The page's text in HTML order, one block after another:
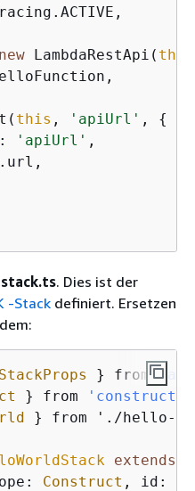
new LambdaRestApi( this
this , 'apiUrl' , {
: 'apiUrl' ,
. Dies ist der
-Stack definiert. Ersetzen
StackProps } from 'aws
} from
'construct
} from './hello-
extends
Construct , id: